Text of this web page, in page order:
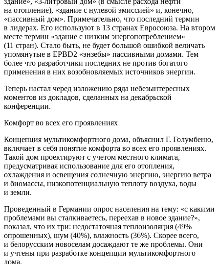
на отопление), «здание с нулевой эмиссией» и, конечно,
«пассивный дом». Примечательно, что последний термин
в лидерах. Его используют в 13 странах Евросоюза. На втором
месте термин «здание с низким энергопотреблением»
(11 стран). Стало быть, не будет большой ошибкой величать
упомянутые в EPBD2 «энзебы» пассивными домами. Тем
более что разработчики последних не против богатого
применения в них возобновляемых источников энергии.
Теперь настал черед изложению ряда небезынтересных
моментов из докладов, сделанных на декабрьской
конференции.
Комфорт во всех его проявлениях
Концепция мультикомфортного дома, объяснил Г. Голумбеню,
включает в себя понятие комфорта во всех его проявлениях.
Такой дом проектируют с учетом местного климата,
предусматривая использование для его отопления,
охлаждения и освещения солнечную энергию, энергию ветра
и биомассы, низкопотенциальную теплоту воздуха, воды
и земли.
Проведенный в Германии опрос населения на тему: «с какими
проблемами вы сталкиваетесь, переехав в новое здание?»,
показал, что их три: недостаточная теплоизоляция (49%
опрошенных), шум (40%), влажность (36%). Скорее всего,
и белорусским новоселам досаждают те же проблемы. Они
и учтены при разработке концепции мультикомфортного
дома.